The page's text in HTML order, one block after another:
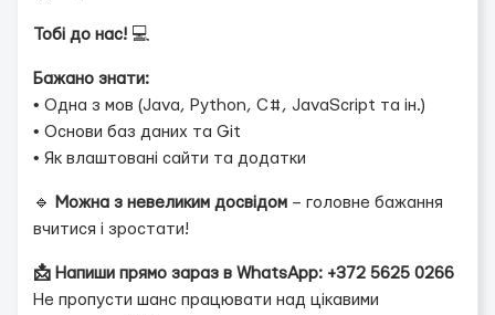
Тобі до нас! 💻
Бажано знати:
• Одна з мов (Java, Python, C#, JavaScript та ін.)
• Основи баз даних та Git
• Як влаштовані сайти та додатки
🔹 Можна з невеликим досвідом – головне бажання
вчитися і зростати!
📩 Напиши прямо зараз в WhatsApp: +372 5625 0266
Не пропусти шанс працювати над цікавими